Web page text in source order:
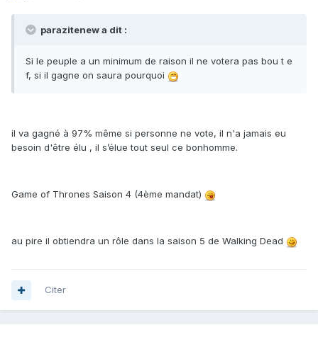
parazitenew a dit :
Si le peuple a un minimum de raison il ne votera pas bou t e
f, si il gagne on saura pourquoi
il va gagné à 97% même si personne ne vote, il n'a jamais eu
besoin d'être élu , il s’élue tout seul ce bonhomme.
Game of Thrones Saison 4 (4ème mandat)
au pire il obtiendra un rôle dans la saison 5 de Walking Dead
Citer